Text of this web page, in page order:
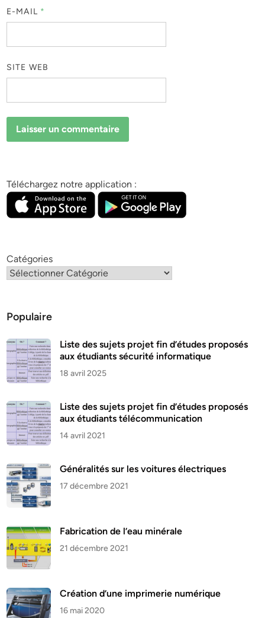
E-MAIL *
SITE WEB
Téléchargez notre application :
Catégories
Populaire
Liste des sujets projet fin d’études proposés
aux étudiants sécurité informatique
18 avril 2025
Liste des sujets projet fin d’études proposés
aux étudiants télécommunication
14 avril 2021
Généralités sur les voitures électriques
17 décembre 2021
Fabrication de l’eau minérale
21 décembre 2021
Création d’une imprimerie numérique
16 mai 2020